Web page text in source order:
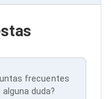
frecuentes
duda?